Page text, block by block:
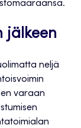
jälkeen
neljä
varaan